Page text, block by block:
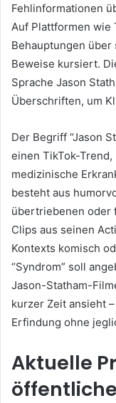
Fehlinformationen
Auf Plattformen wie
Behauptungen
Beweise kursiert.
Sprache Jason
Überschriften, um
Der Begriff “Jason
einen TikTok-
medizinische
besteht aus
übertriebenen oder
Clips aus seinen
Kontexts komisch
“Syndrom” soll
Jason-Statham-
kurzer Zeit ansieht
Erfindung ohne
Aktuelle